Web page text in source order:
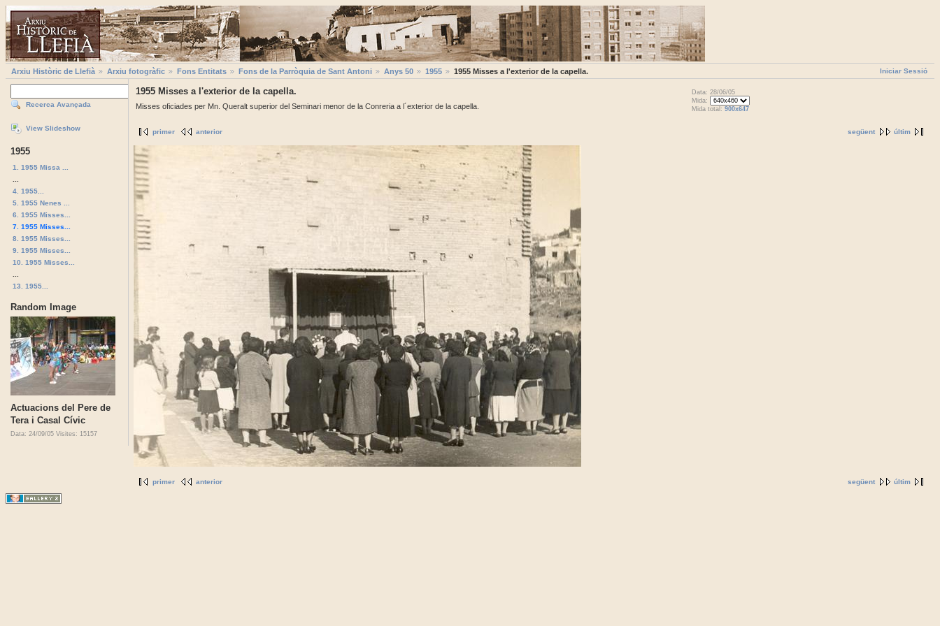
Iniciar Sessió
Arxiu Històric de Llefià Arxiu fotogràfic Fons Entitats Fons de la Parròquia de Sant Antoni Anys 50 1955 1955 Misses a l'exterior de la capella.
Recerca Avançada
View Slideshow
1955
1. 1955 Missa ...
4. 1955...
5. 1955 Nenes ...
6. 1955 Misses...
7. 1955 Misses...
8. 1955 Misses...
9. 1955 Misses...
10. 1955 Misses...
13. 1955...
Random Image
Actuacions del Pere de
Tera i Casal Cívic
Data: 24/09/05 Visites: 15157
1955 Misses a l'exterior de la capella.
Misses oficiades per Mn. Queralt superior del Seminari menor de la Conreria a l´exterior de la capella.
Data: 28/06/05
Mida:
Mida total: 900x647
següent últim
primer anterior
següent últim
primer anterior